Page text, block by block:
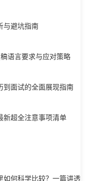
与避坑指南
语言要求与应对策略
到面试的全面展现指南
新超全注意事项清单
如何科学比较？一篇讲透